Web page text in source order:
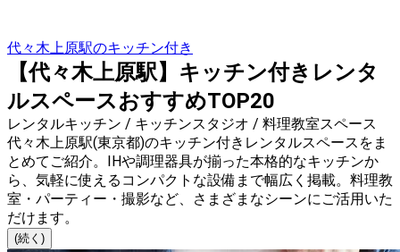
代々木上原駅のキッチン付き
【代々木上原駅】キッチン付きレンタ
ルスペースおすすめTOP20
レンタルキッチン / キッチンスタジオ / 料理教室スペース
代々木上原駅(東京都)のキッチン付きレンタルスペースをま
とめてご紹介。IHや調理器具が揃った本格的なキッチンか
ら、気軽に使えるコンパクトな設備まで幅広く掲載。料理教
室・パーティー・撮影など、さまざまなシーンにご活用いた
だけます。
(続く)